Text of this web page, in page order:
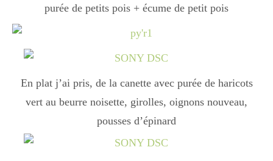
Japon
Boulette
purée de petits pois + écume de petit pois
En plat j’ai pris, de la canette avec purée de haricots
vert au beurre noisette, girolles, oignons nouveau,
pousses d’épinard